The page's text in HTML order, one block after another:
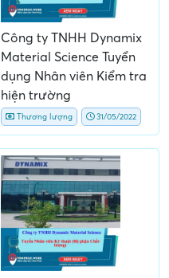
Công ty TNHH Dynamix
Material Science Tuyển
dụng Nhân viên Kiểm tra
hiện trường
Thương lượng 31/05/2022